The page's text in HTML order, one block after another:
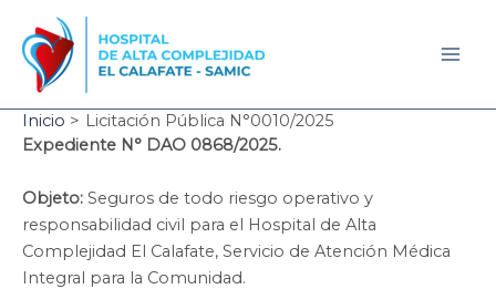
contenido
Inicio
Licitación Pública N°0010/2025
Expediente N° DAO 0868/2025.
Objeto: Seguros de todo riesgo operativo y
responsabilidad civil para el Hospital de Alta
Complejidad El Calafate, Servicio de Atención Médica
Integral para la Comunidad.